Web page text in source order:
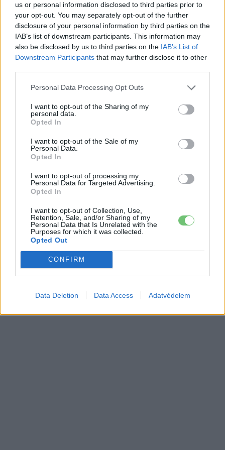
us or personal information disclosed to third parties prior to
your opt-out. You may separately opt-out of the further
disclosure of your personal information by third parties on the
IAB’s list of downstream participants. This information may
also be disclosed by us to third parties on the IAB’s List of
Downstream Participants that may further disclose it to other
Personal Data Processing Opt Outs
I want to opt-out of the Sharing of my
personal data.
Opted In
I want to opt-out of the Sale of my
Personal Data.
Opted In
I want to opt-out of processing my
Personal Data for Targeted Advertising.
Opted In
I want to opt-out of Collection, Use,
Retention, Sale, and/or Sharing of my
Personal Data that Is Unrelated with the
Purposes for which it was collected.
Opted Out
CONFIRM
Data Deletion Data Access Adatvédelem
Elektromos
autó
Smart #2 – kiderült az ár és a
végsebesség is
Elektromos
Tesla: visszatért a régi árazás a magyar
Supercharger-hálózaton